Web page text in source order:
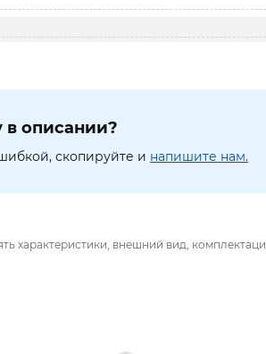
описании?
скопируйте и напишите нам.
характеристики, внешний вид,